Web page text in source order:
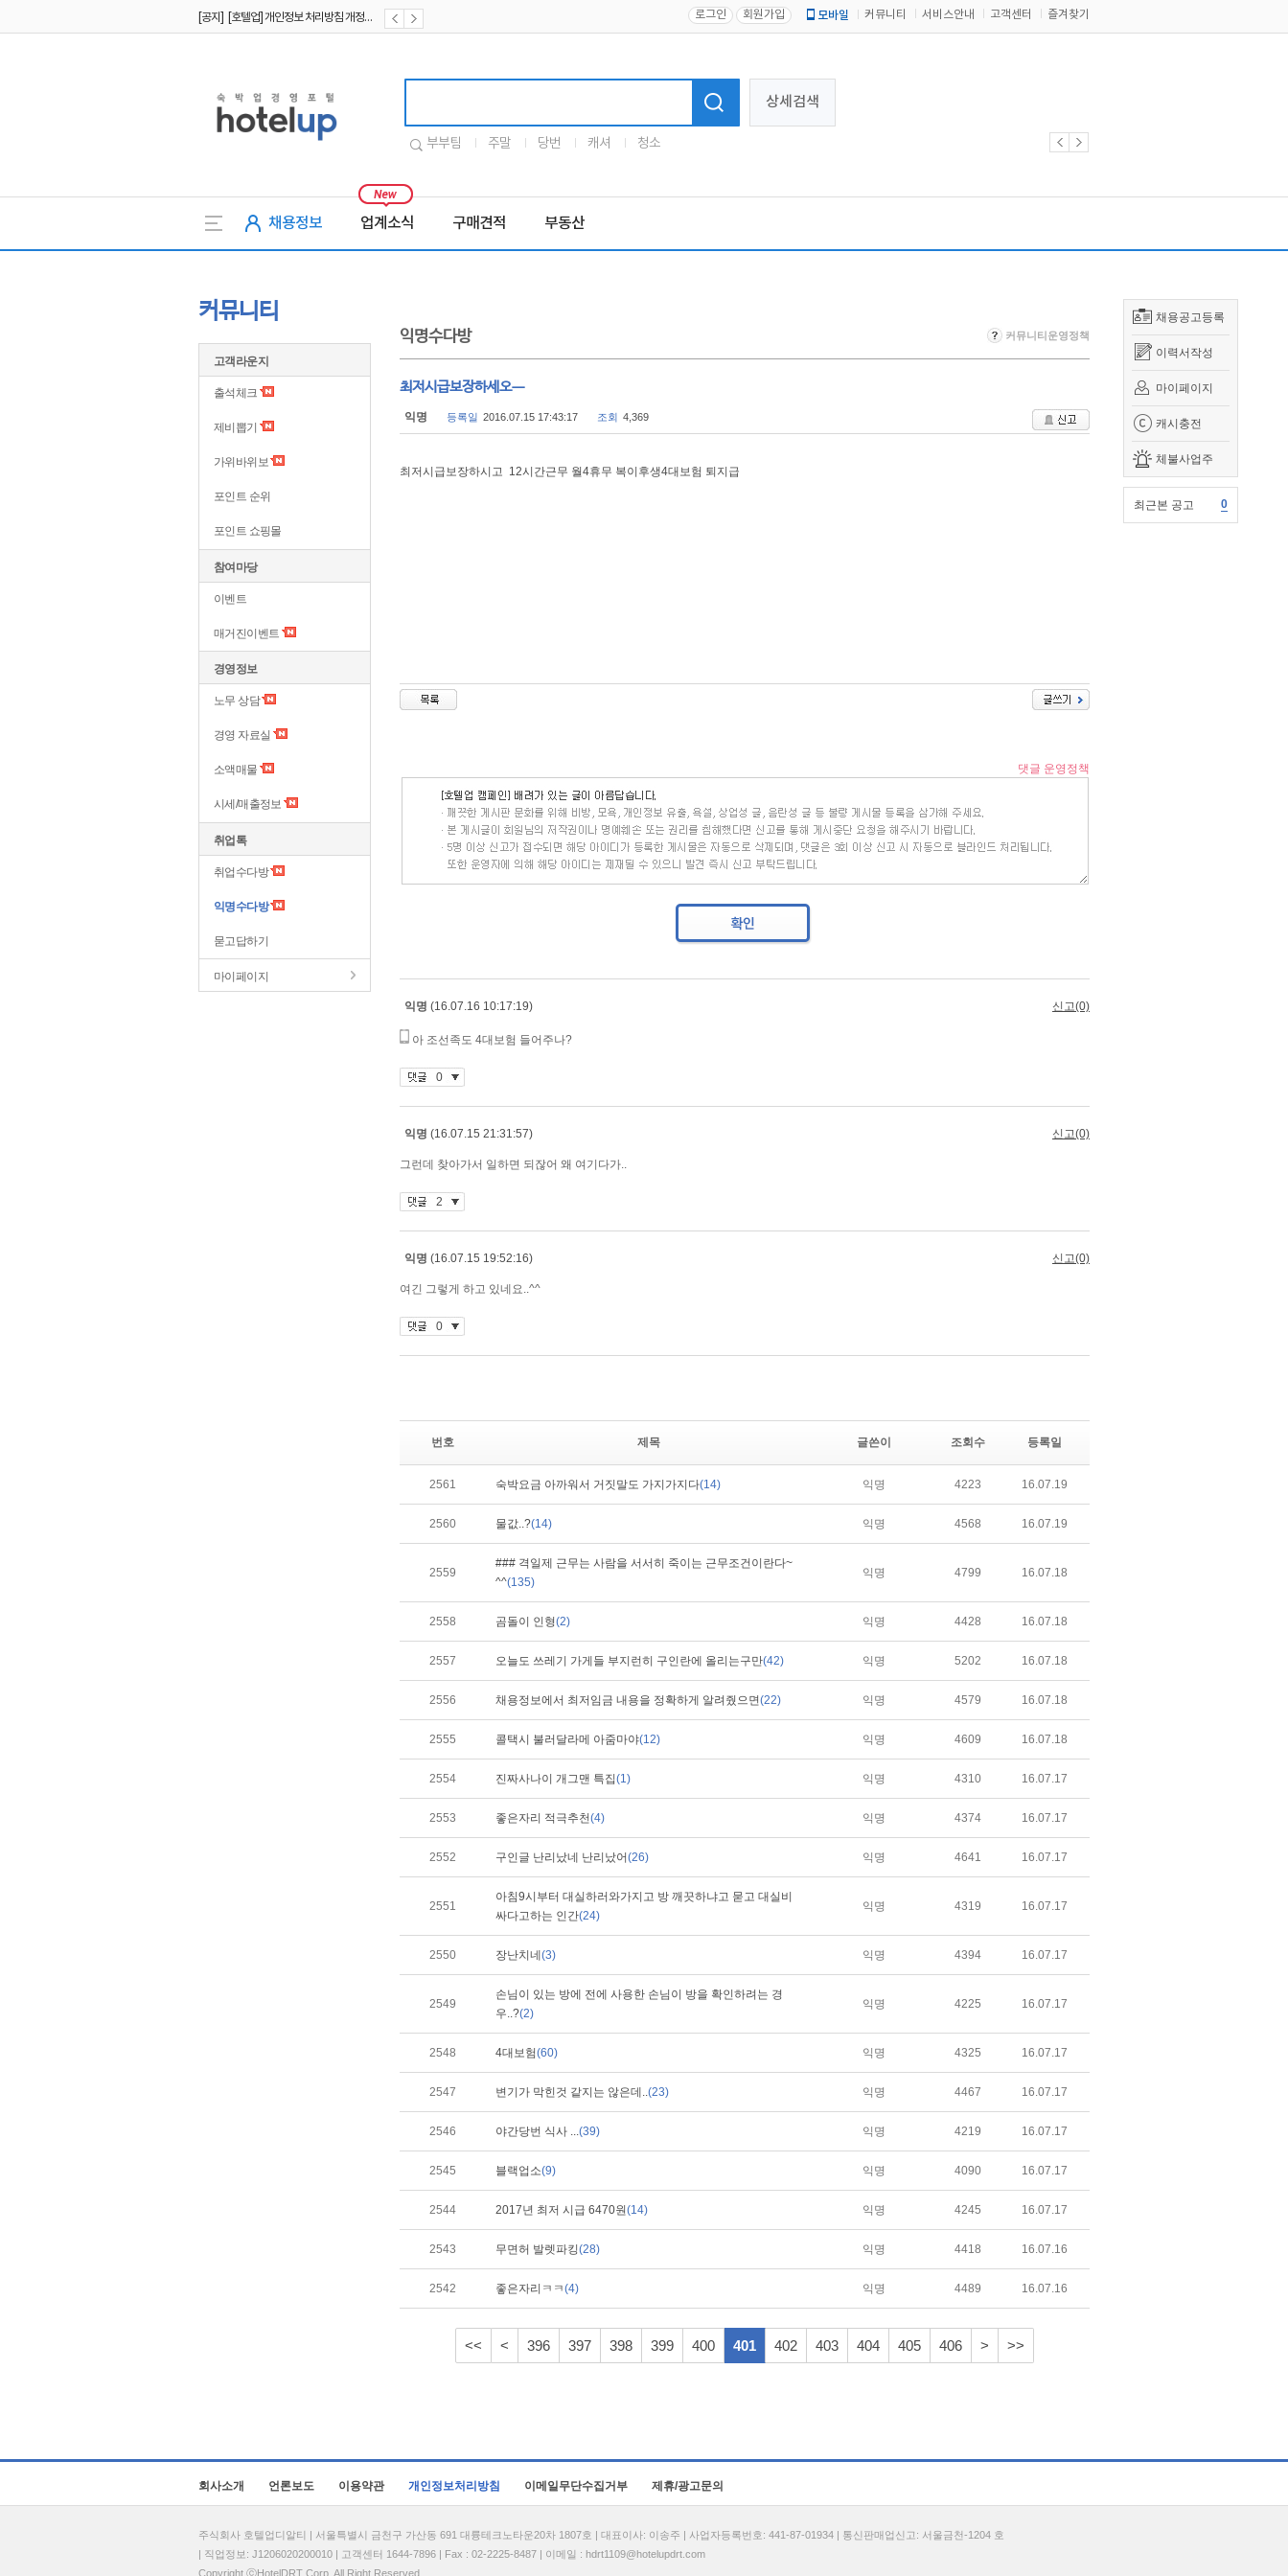
[공지] [호텔업] 개인정보 처리방침 개정본2 (19.09.02) 로그인 회원가입 모바일 커뮤니티 서비스안내 고객센터 즐겨찾기
상세검색
부부팀 주말 당번 캐셔 청소
채용정보 업계소식 구매견적 부동산
채용공고등록
이력서작성
마이페이지
캐시충전
체불사업주
최근본 공고 0
커뮤니티
고객라운지
출석체크
제비뽑기
가위바위보
포인트 순위
포인트 쇼핑몰
참여마당
이벤트
매거진이벤트
경영정보
노무 상담
경영 자료실
소액매물
시세/매출정보
취업톡
취업수다방
익명수다방
묻고답하기
마이페이지
익명수다방 커뮤니티운영정책
최저시급보장하세오ㅡ
익명 등록일 2016.07.15 17:43:17 조회 4,369
최저시급보장하시고 12시간근무 월4휴무 복이후생4대보험 퇴지급
번호 제목 글쓴이 조회수 등록일
2561 숙박요금 아까워서 거짓말도 가지가지다(14) 익명 4223 16.07.19
2560 물값..?(14) 익명 4568 16.07.19
2559
### 격일제 근무는 사람을 서서히 죽이는 근무조건이란다~
^^(135)
익명 4799 16.07.18
2558 곰돌이 인형(2) 익명 4428 16.07.18
2557 오늘도 쓰레기 가게들 부지런히 구인란에 올리는구만(42) 익명 5202 16.07.18
2556 채용정보에서 최저임금 내용을 정확하게 알려줬으면(22) 익명 4579 16.07.18
2555 콜택시 불러달라메 아줌마야(12) 익명 4609 16.07.18
2554 진짜사나이 개그맨 특집(1) 익명 4310 16.07.17
2553 좋은자리 적극추천(4) 익명 4374 16.07.17
2552 구인글 난리났네 난리났어(26) 익명 4641 16.07.17
2551
아침9시부터 대실하러와가지고 방 깨끗하냐고 묻고 대실비
싸다고하는 인간(24)
익명 4319 16.07.17
2550 장난치네 (3) 익명 4394 16.07.17
2549
손님이 있는 방에 전에 사용한 손님이 방을 확인하려는 경
우..?(2)
익명 4225 16.07.17
2548 4대보험(60) 익명 4325 16.07.17
2547 변기가 막힌것 같지는 않은데..(23) 익명 4467 16.07.17
2546 야간당번 식사 ...(39) 익명 4219 16.07.17
2545 블랙업소(9) 익명 4090 16.07.17
2544 2017년 최저 시급 6470원(14) 익명 4245 16.07.17
2543 무면허 발렛파킹(28) 익명 4418 16.07.16
2542 좋은자리ㅋㅋ(4) 익명 4489 16.07.16
<< < 396 397 398 399 400 401 402 403 404 405 406 > >>
회사소개 언론보도 이용약관 개인정보처리방침 이메일무단수집거부 제휴/광고문의
주식회사 호텔업디알티 | 서울특별시 금천구 가산동 691 대륭테크노타운20차 1807호 | 대표이사: 이송주 | 사업자등록번호: 441-87-01934 | 통신판매업신고: 서울금천-1204 호
| 직업정보: J1206020200010 | 고객센터 1644-7896 | Fax : 02-2225-8487 | 이메일 : hdrt1109@hotelupdrt.com
Copyright ⓒHotelDRT Corp. All Right Reserved.